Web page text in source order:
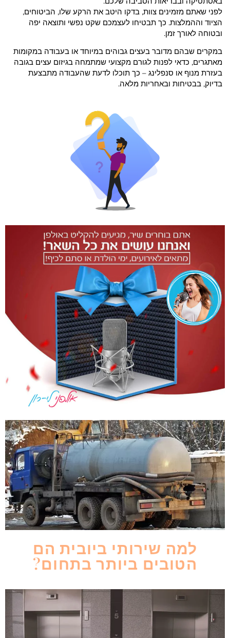
לפני שאתם מזמינים צוות, בדקו היטב את הרקע שלו, הביטוחים,
הציוד וההמלצות. כך תבטיחו לעצמכם שקט נפשי ותוצאה יפה
ובטוחה לאורך זמן.
במקרים שבהם מדובר בעצים גבוהים במיוחד או בעבודה במקומות
מאתגרים, כדאי לפנות לגורם מקצועי שמתמחה בגיזום עצים בגובה
בעזרת מנוף או סנפלינג – כך תוכלו לדעת שהעבודה מתבצעת
בדיוק, בבטיחות ובאחריות מלאה.
למה שירותי ביובית הם
הטובים ביותר בתחום?